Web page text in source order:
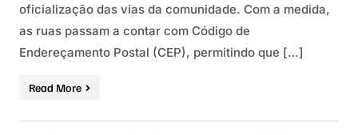
oficialização das vias da comunidade. Com a medida,
as ruas passam a contar com Código de
Endereçamento Postal (CEP), permitindo que […]
Read More